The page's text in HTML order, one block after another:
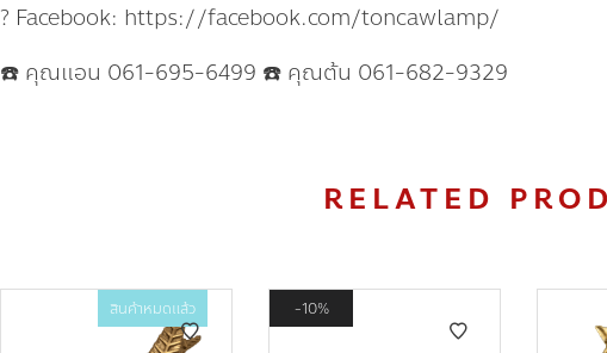
? Facebook: https://facebook.com/toncawlamp/
☎️ คุณแอน 061-695-6499 ☎️ คุณต้น 061-682-9329
RELATED
สินค้าหมดแล้ว 10%